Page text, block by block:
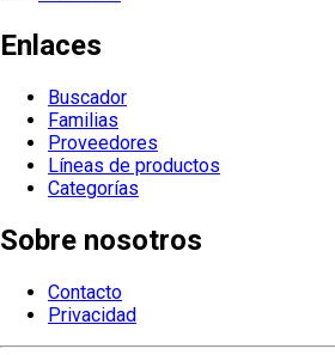
Enlaces
Buscador
Familias
Proveedores
Líneas de productos
Categorías
Sobre nosotros
Contacto
Privacidad